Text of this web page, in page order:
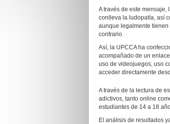
A través de este
conlleva la ludopatía, así
aunque legalmente
contrario.
Así, la UPCCA ha
acompañado de un
uso de videojuegos, uso
acceder directamente
A través de la lectura de
adictivos, tanto online
estudiantes de 14 a 18
El análisis de resultados